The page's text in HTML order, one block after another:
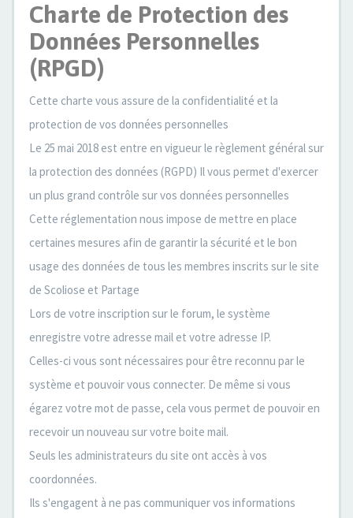
Charte de Protection des
Données Personnelles
(RPGD)
Cette charte vous assure de la confidentialité et la
protection de vos données personnelles
Le 25 mai 2018 est entre en vigueur le règlement général sur
la protection des données (RGPD) Il vous permet d'exercer
un plus grand contrôle sur vos données personnelles
Cette réglementation nous impose de mettre en place
certaines mesures afin de garantir la sécurité et le bon
usage des données de tous les membres inscrits sur le site
de Scoliose et Partage
Lors de votre inscription sur le forum, le système
enregistre votre adresse mail et votre adresse IP.
Celles-ci vous sont nécessaires pour être reconnu par le
système et pouvoir vous connecter. De même si vous
égarez votre mot de passe, cela vous permet de pouvoir en
recevoir un nouveau sur votre boite mail.
Seuls les administrateurs du site ont accès à vos
coordonnées.
Ils s'engagent à ne pas communiquer vos informations